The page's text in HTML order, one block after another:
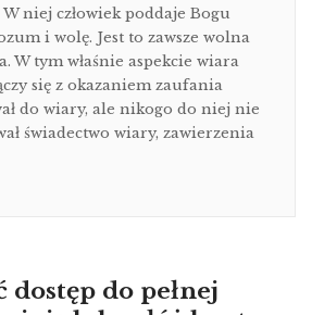
niej człowiek poddaje Bogu
i wolę. Jest to zawsze wolna
W tym właśnie aspekcie wiara
się z okazaniem zaufania
do wiary, ale nikogo do niej nie
świadectwo wiary, zawierzenia
dostęp do pełnej